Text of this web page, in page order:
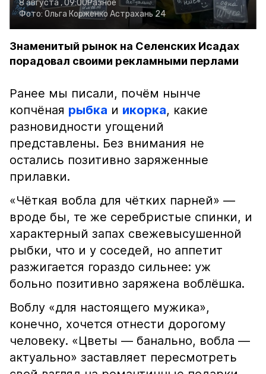
8 августа , 09:00Разное
Фото: Ольга Корженко Астрахань 24
Знаменитый рынок на Селенских Исадах
порадовал своими рекламными перлами
Ранее мы писали, почём нынче
копчёная рыбка и икорка, какие
разновидности угощений
представлены. Без внимания не
остались позитивно заряженные
прилавки.
«Чёткая вобла для чётких парней» —
вроде бы, те же серебристые спинки, и
характерный запах свежевысушенной
рыбки, что и у соседей, но аппетит
разжигается гораздо сильнее: уж
больно позитивно заряжена воблёшка.
Воблу «для настоящего мужика»,
конечно, хочется отнести дорогому
человеку. «Цветы — банально, вобла —
актуально» заставляет пересмотреть